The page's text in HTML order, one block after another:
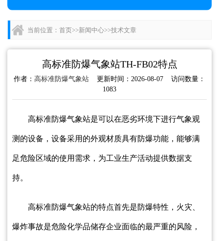
当前位置： 首页>>新闻中心>>技术文章
高标准防爆气象站TH-FB02特点
作者： 高标准防爆气象站 更新时间：2026-08-07 访问数量：
1083
高标准防爆气象站是可以在恶劣环境下进行气象观
测的设备，设备采用的外观材质具有防爆功能，能够满
足危险区域的使用需求，为工业生产活动提供数据支
持。
高标准防爆气象站的特点首先是防爆特性，火灾、
爆炸事故是危险化学品储存企业面临的最严重的风险，